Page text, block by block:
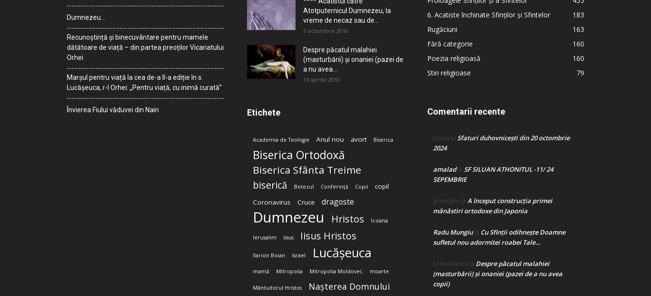
Dumnezeu…
Recunoștință și binecuvântare pentru mamele
dătătoare de viață – din partea preoților Vicariatului
Orhei
Marșul pentru viață la cea de-a II-a ediție în s.
Lucășeuca, r-l Orhei: „Pentru viață, cu inimă curată”
Învierea Fiului văduvei din Nain
Atotputernicul Dumnezeu, la
vreme de necaz sau de...
5 octombrie 2010
Despre păcatul malahiei
(masturbării) şi onaniei (pazei de
a nu avea...
15 aprilie 2010
Etichete
Academia de Teologie Anul nou avort Biserica
Biserica Ortodoxă
Biserica Sfânta Treime
biserică Botezul Conferință Copii
copil
Coronavirus
Cruce dragoste
Dumnezeu Hristos Icoana
Ierusalim Iisus Iisus Hristos
Ilarion Boian Israel Lucășeuca
mamă Mitropolia Mitropolia Moldovei; moarte
Mântuitorul Hristos Nașterea Domnului
6. Acatiste închinate Sfinților și Sfintelor
183
Rugăciuni
163
Fără categorie
160
Poezia religioasă
160
Stiri religioase
79
Comentarii recente
Doina la Sfaturi duhovnicești din 20 octombrie
2024
amaladla SF SILUAN ATHONITUL -11/ 24
SEPEMBRIE
gheorghe la A început construcţia primei
mănăstiri ortodoxe din Japonia
Radu Mungiula Cu Sfinții odihnește Doamne
sufletul nou adormitei roabei Tale…
Crina Marina la Despre păcatul malahiei
(masturbării) şi onaniei (pazei de a nu avea
copii)